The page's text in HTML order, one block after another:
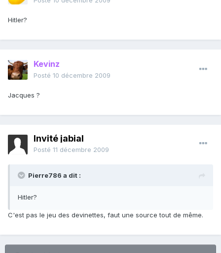
Hitler?
Kevinz
Posté 10 décembre 2009
Jacques ?
Invité jabial
Posté 11 décembre 2009
Pierre786 a dit :
Hitler?
C'est pas le jeu des devinettes, faut une source tout de même.